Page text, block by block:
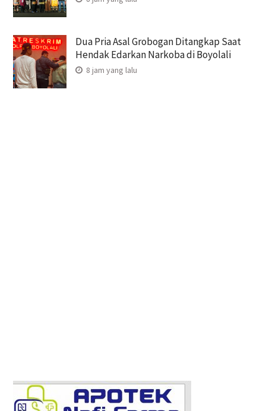
Dua Pria Asal Grobogan Ditangkap Saat
Hendak Edarkan Narkoba di Boyolali
8 jam yang lalu